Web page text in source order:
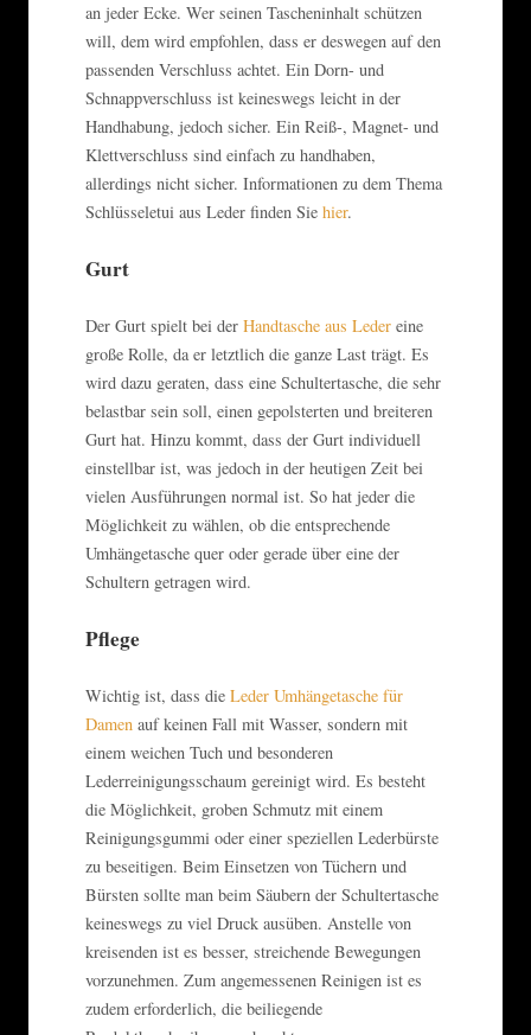
an jeder Ecke. Wer seinen Tascheninhalt schützen
will, dem wird empfohlen, dass er deswegen auf den
passenden Verschluss achtet. Ein Dorn- und
Schnappverschluss ist keineswegs leicht in der
Handhabung, jedoch sicher. Ein Reiß-, Magnet- und
Klettverschluss sind einfach zu handhaben,
allerdings nicht sicher. Informationen zu dem Thema
Schlüsseletui aus Leder finden Sie hier.
Gurt
Der Gurt spielt bei der Handtasche aus Leder eine
große Rolle, da er letztlich die ganze Last trägt. Es
wird dazu geraten, dass eine Schultertasche, die sehr
belastbar sein soll, einen gepolsterten und breiteren
Gurt hat. Hinzu kommt, dass der Gurt individuell
einstellbar ist, was jedoch in der heutigen Zeit bei
vielen Ausführungen normal ist. So hat jeder die
Möglichkeit zu wählen, ob die entsprechende
Umhängetasche quer oder gerade über eine der
Schultern getragen wird.
Pflege
Wichtig ist, dass die Leder Umhängetasche für
Damen auf keinen Fall mit Wasser, sondern mit
einem weichen Tuch und besonderen
Lederreinigungsschaum gereinigt wird. Es besteht
die Möglichkeit, groben Schmutz mit einem
Reinigungsgummi oder einer speziellen Lederbürste
zu beseitigen. Beim Einsetzen von Tüchern und
Bürsten sollte man beim Säubern der Schultertasche
keineswegs zu viel Druck ausüben. Anstelle von
kreisenden ist es besser, streichende Bewegungen
vorzunehmen. Zum angemessenen Reinigen ist es
zudem erforderlich, die beiliegende